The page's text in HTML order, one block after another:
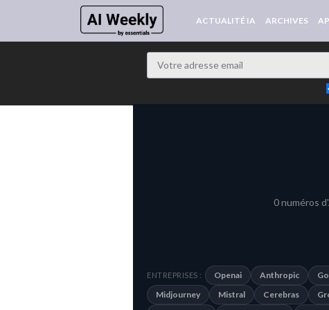
ACTUALITÉ IA ARCHIVES
0 numéros
ENTREPRISES : Openai Anthropic
Midjourney
Mistral Cerebras